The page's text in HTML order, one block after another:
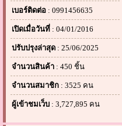
เบอร์ติดต่อ : 0991456635
เปิดเมื่อวันที่ : 04/01/2016
ปรับปรุงล่าสุด : 25/06/2025
จำนวนสินค้า : 450 ชิ้น
จำนวนสมาชิก : 3525 คน
ผู้เข้าชมเว็บ : 3,727,895 คน